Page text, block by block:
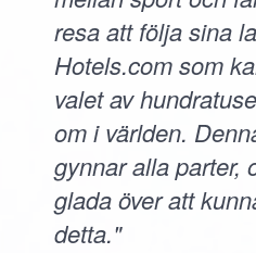
resa att följa sina
Hotels.com som
valet av
om i världen.
gynnar alla parter,
glada över att
detta."